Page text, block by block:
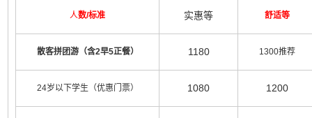
人数/标准 实惠等 舒适等
散客拼团游（含2早5正餐） 1180 1300推荐
24岁以下学生（优惠门票） 1080 1200